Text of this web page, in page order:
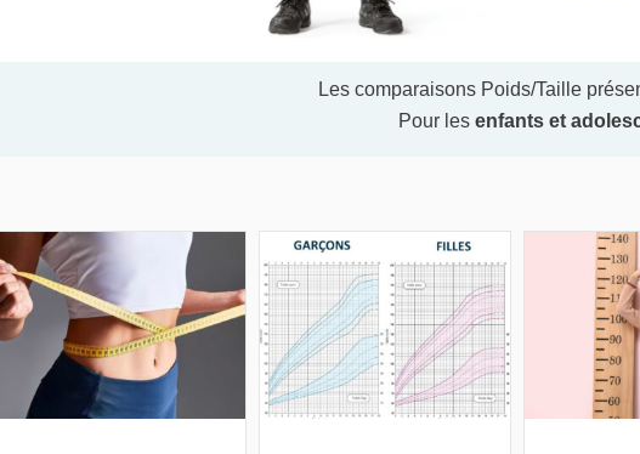
Les comparaisons Poids/Taille
Pour les enfants et